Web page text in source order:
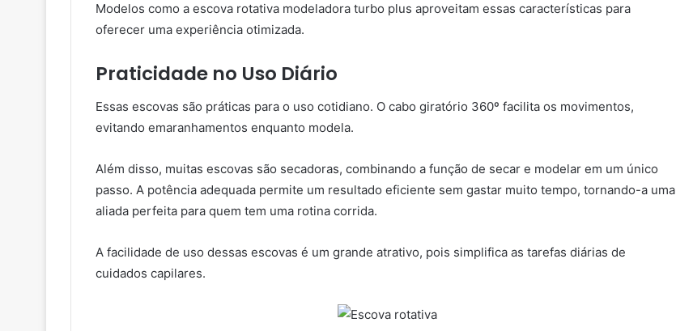
Modelos como a escova rotativa modeladora turbo plus aproveitam essas características para
oferecer uma experiência otimizada.
Praticidade no Uso Diário
Essas escovas são práticas para o uso cotidiano. O cabo giratório 360º facilita os movimentos,
evitando emaranhamentos enquanto modela.
Além disso, muitas escovas são secadoras, combinando a função de secar e modelar em um único
passo. A potência adequada permite um resultado eficiente sem gastar muito tempo, tornando-a uma
aliada perfeita para quem tem uma rotina corrida.
A facilidade de uso dessas escovas é um grande atrativo, pois simplifica as tarefas diárias de
cuidados capilares.